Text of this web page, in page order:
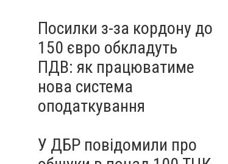
Посилки з-за кордону до
150 євро обкладуть
ПДВ: як працюватиме
нова система
оподаткування
У ДБР повідомили про